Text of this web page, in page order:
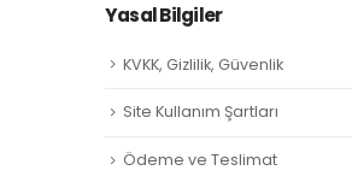
Yasal Bilgiler
KVKK, Gizlilik, Güvenlik
Site Kullanım Şartları
Ödeme ve Teslimat